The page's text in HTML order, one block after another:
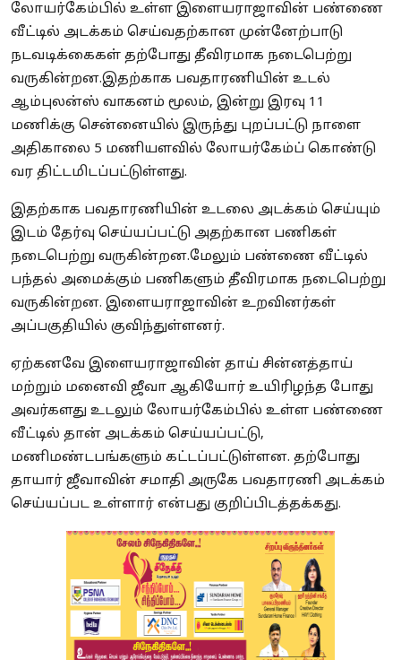
லோயர்கேம்பில் உள்ள இளையராஜாவின் பண்ணை
வீட்டில் அடக்கம் செய்வதற்கான முன்னேற்பாடு
நடவடிக்கைகள் தற்போது தீவிரமாக நடைபெற்று
வருகின்றன.இதற்காக பவதாரணியின் உடல்
ஆம்புலன்ஸ் வாகனம் மூலம், இன்று இரவு 11
மணிக்கு சென்னையில் இருந்து புறப்பட்டு நாளை
அதிகாலை 5 மணியளவில் லோயர்கேம்ப் கொண்டு
வர திட்டமிடப்பட்டுள்ளது.
இதற்காக பவதாரணியின் உடலை அடக்கம் செய்யும்
இடம் தேர்வு செய்யப்பட்டு அதற்கான பணிகள்
நடைபெற்று வருகின்றன.மேலும் பண்ணை வீட்டில்
பந்தல் அமைக்கும் பணிகளும் தீவிரமாக நடைபெற்று
வருகின்றன. இளையராஜாவின் உறவினர்கள்
அப்பகுதியில் குவிந்துள்ளனர்.
ஏற்கனவே இளையராஜாவின் தாய் சின்னத்தாய்
மற்றும் மனைவி ஜீவா ஆகியோர் உயிரிழந்த போது
அவர்களது உடலும் லோயர்கேம்பில் உள்ள பண்ணை
வீட்டில் தான் அடக்கம் செய்யப்பட்டு,
மணிமண்டபங்களும் கட்டப்பட்டுள்ளன. தற்போது
தாயார் ஜீவாவின் சமாதி அருகே பவதாரணி அடக்கம்
செய்யப்பட உள்ளார் என்பது குறிப்பிடத்தக்கது.